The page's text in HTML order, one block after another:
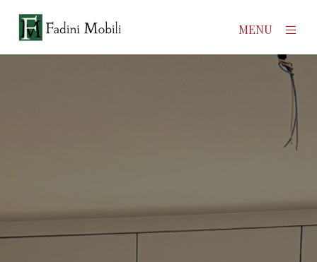
MENU
×
News